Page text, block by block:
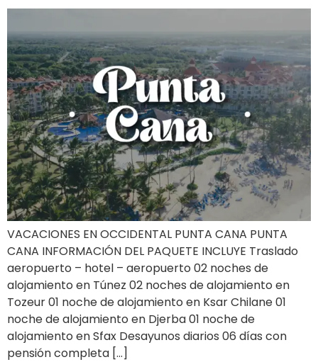
VACACIONES EN OCCIDENTAL PUNTA CANA PUNTA
CANA INFORMACIÓN DEL PAQUETE INCLUYE Traslado
aeropuerto – hotel – aeropuerto 02 noches de
alojamiento en Túnez 02 noches de alojamiento en
Tozeur 01 noche de alojamiento en Ksar Chilane 01
noche de alojamiento en Djerba 01 noche de
alojamiento en Sfax Desayunos diarios 06 días con
pensión completa […]